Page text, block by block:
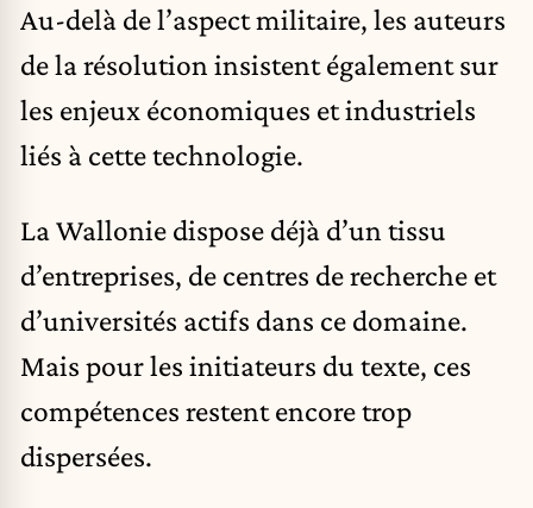
Au-delà de l’aspect militaire, les auteurs
de la résolution insistent également sur
les enjeux économiques et industriels
liés à cette technologie.
La Wallonie dispose déjà d’un tissu
d’entreprises, de centres de recherche et
d’universités actifs dans ce domaine.
Mais pour les initiateurs du texte, ces
compétences restent encore trop
dispersées.